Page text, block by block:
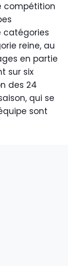
compétition
catégories
reine, au
en partie
sur six
des 24
qui se
sont